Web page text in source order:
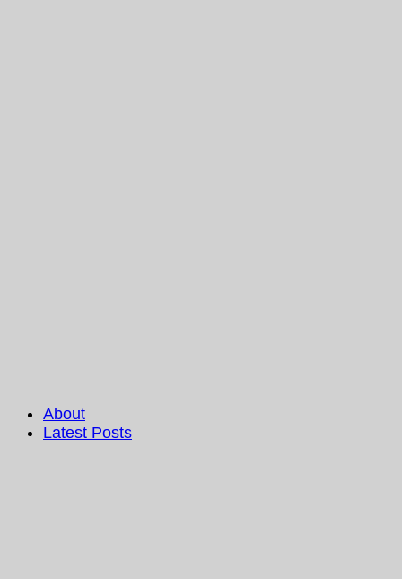
About
Latest Posts